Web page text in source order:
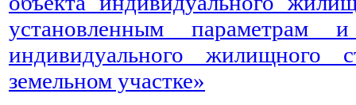
установленным параметрам
индивидуального жилищного
земельном участке»